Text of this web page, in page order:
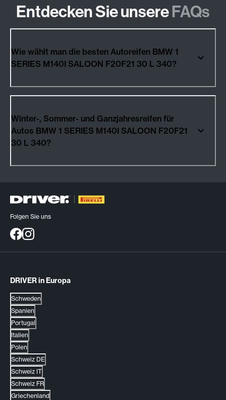
Entdecken Sie unsereFAQs
Wie wählt man die besten Autoreifen BMW 1
SERIES M140I SALOON F20F21 30 L 340?
Winter-, Sommer- und Ganzjahresreifen für
Autos BMW 1 SERIES M140I SALOON F20F21
30 L 340?
Folgen Sie uns
DRIVER in Europa
Schweden
Spanien
Portugal
Italien
Polen
Schweiz DE
Schweiz IT
Schweiz FR
Griechenland